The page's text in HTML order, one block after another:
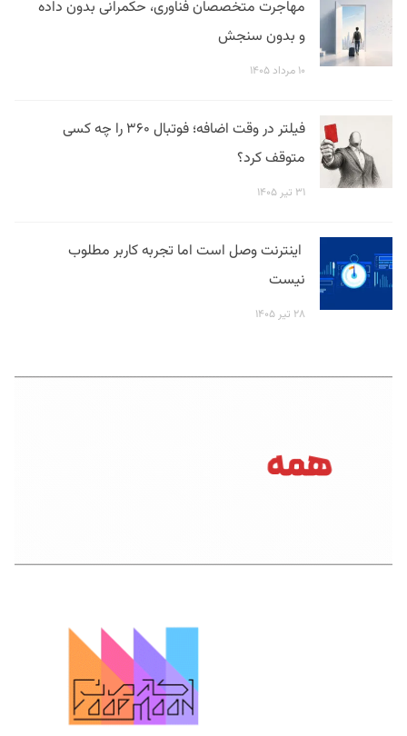
مهاجرت متخصصان فناوری، حکمرانی بدون داده
و بدون سنجش
۱۰ مرداد ۱۴۰۵
فیلتر در وقت اضافه؛ فوتبال ۳۶۰ را چه کسی
متوقف کرد؟
۳۱ تیر ۱۴۰۵
اینترنت وصل است اما تجربه کاربر مطلوب
نیست
۲۸ تیر ۱۴۰۵